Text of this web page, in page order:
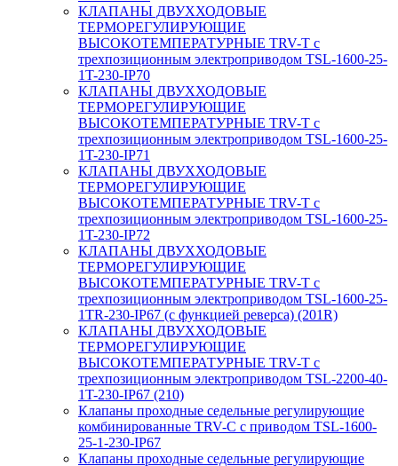
КЛАПАНЫ ДВУХХОДОВЫЕ
ТЕРМОРЕГУЛИРУЮЩИЕ
ВЫСОКОТЕМПЕРАТУРНЫЕ TRV-T с
трехпозиционным электроприводом TSL-1600-25-
1T-230-IP70
КЛАПАНЫ ДВУХХОДОВЫЕ
ТЕРМОРЕГУЛИРУЮЩИЕ
ВЫСОКОТЕМПЕРАТУРНЫЕ TRV-T с
трехпозиционным электроприводом TSL-1600-25-
1T-230-IP71
КЛАПАНЫ ДВУХХОДОВЫЕ
ТЕРМОРЕГУЛИРУЮЩИЕ
ВЫСОКОТЕМПЕРАТУРНЫЕ TRV-T с
трехпозиционным электроприводом TSL-1600-25-
1T-230-IP72
КЛАПАНЫ ДВУХХОДОВЫЕ
ТЕРМОРЕГУЛИРУЮЩИЕ
ВЫСОКОТЕМПЕРАТУРНЫЕ TRV-T с
трехпозиционным электроприводом TSL-1600-25-
1TR-230-IP67 (с функцией реверса) (201R)
КЛАПАНЫ ДВУХХОДОВЫЕ
ТЕРМОРЕГУЛИРУЮЩИЕ
ВЫСОКОТЕМПЕРАТУРНЫЕ TRV-T с
трехпозиционным электроприводом TSL-2200-40-
1T-230-IP67 (210)
Клапаны проходные седельные регулирующие
комбинированные TRV-С с приводом TSL-1600-
25-1-230-IP67
Клапаны проходные седельные регулирующие